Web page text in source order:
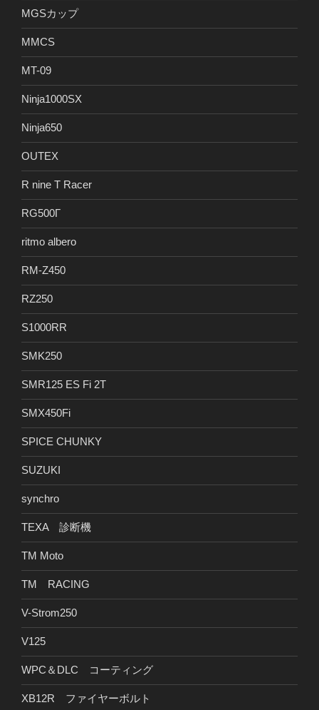
MGSカップ
MMCS
MT-09
Ninja1000SX
Ninja650
OUTEX
R nine T Racer
RG500Γ
ritmo albero
RM-Z450
RZ250
S1000RR
SMK250
SMR125 ES Fi 2T
SMX450Fi
SPICE CHUNKY
SUZUKI
synchro
TEXA 診断機
TM Moto
TM RACING
V-Strom250
V125
WPC＆DLC コーティング
XB12R ファイヤーボルト